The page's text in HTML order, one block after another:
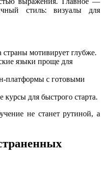
стиль: визуалы для
мотивирует глубже.
языки проще для
платформы с готовыми
для быстрого старта.
не станет рутиной, а